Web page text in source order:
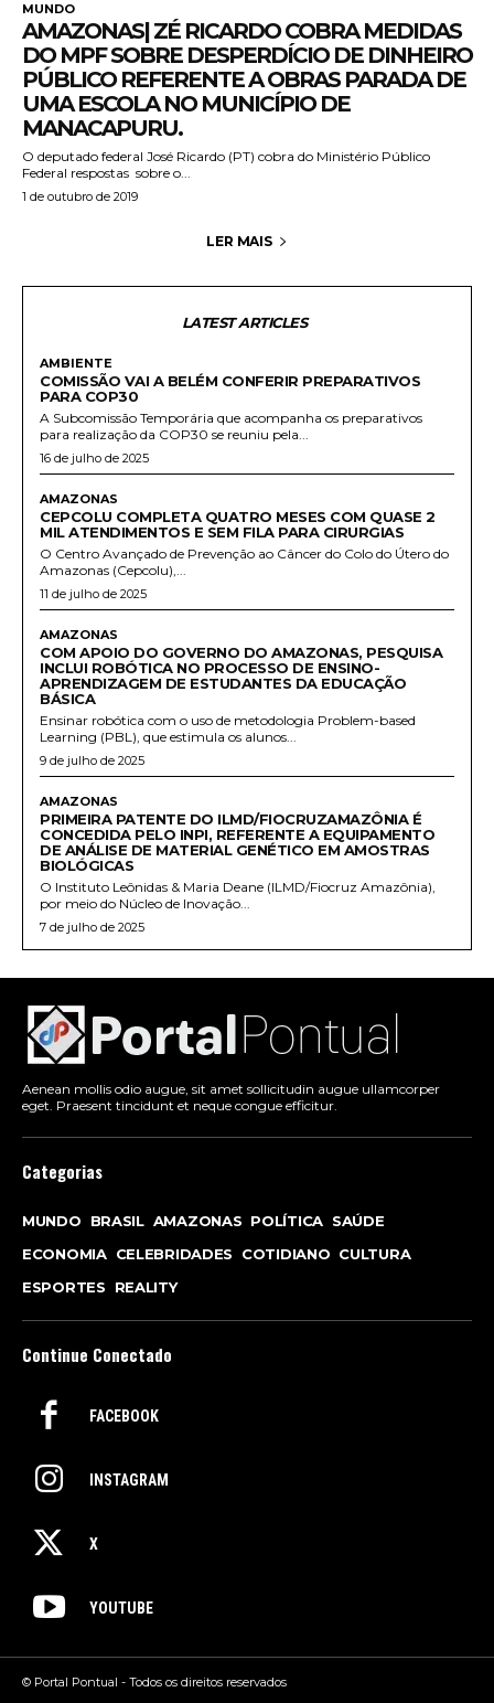
MUNDO
AMAZONAS| ZÉ RICARDO COBRA MEDIDAS
DO MPF SOBRE DESPERDÍCIO DE DINHEIRO
PÚBLICO REFERENTE A OBRAS PARADA DE
UMA ESCOLA NO MUNICÍPIO DE
MANACAPURU.
O deputado federal José Ricardo (PT) cobra do Ministério Público
Federal respostas sobre o...
1 de outubro de 2019
LER MAIS
LATEST ARTICLES
AMBIENTE
COMISSÃO VAI A BELÉM CONFERIR PREPARATIVOS
PARA COP30
A Subcomissão Temporária que acompanha os preparativos
para realização da COP30 se reuniu pela...
16 de julho de 2025
AMAZONAS
CEPCOLU COMPLETA QUATRO MESES COM QUASE 2
MIL ATENDIMENTOS E SEM FILA PARA CIRURGIAS
O Centro Avançado de Prevenção ao Câncer do Colo do Útero do
Amazonas (Cepcolu),...
11 de julho de 2025
AMAZONAS
COM APOIO DO GOVERNO DO AMAZONAS, PESQUISA
INCLUI ROBÓTICA NO PROCESSO DE ENSINO-
APRENDIZAGEM DE ESTUDANTES DA EDUCAÇÃO
BÁSICA
Ensinar robótica com o uso de metodologia Problem-based
Learning (PBL), que estimula os alunos...
9 de julho de 2025
AMAZONAS
PRIMEIRA PATENTE DO ILMD/FIOCRUZAMAZÔNIA É
CONCEDIDA PELO INPI, REFERENTE A EQUIPAMENTO
DE ANÁLISE DE MATERIAL GENÉTICO EM AMOSTRAS
BIOLÓGICAS
O Instituto Leônidas & Maria Deane (ILMD/Fiocruz Amazônia),
por meio do Núcleo de Inovação...
7 de julho de 2025
Aenean mollis odio augue, sit amet sollicitudin augue ullamcorper
eget. Praesent tincidunt et neque congue efficitur.
Categorias
MUNDO BRASIL AMAZONAS POLÍTICA SAÚDE
ECONOMIA CELEBRIDADES COTIDIANO CULTURA
ESPORTES
REALITY
Continue Conectado
FACEBOOK
INSTAGRAM
X
YOUTUBE
© Portal Pontual - Todos os direitos reservados